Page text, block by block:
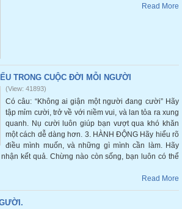
Read More
TRONG CUỘC ĐỜI MỖI NGƯỜI
(View: 41893)
Có câu: “Không ai giận một người đang cười” Hãy
tập mỉm cười, trở về với niềm vui, và lan tỏa ra xung
quanh. Nụ cười luôn giúp bạn vượt qua khó khăn
một cách dễ dàng hơn. 3. HÀNH ĐỘNG Hãy hiểu rõ
điều mình muốn, và những gì mình cần làm. Hãy
kết quả. Chừng nào còn sống, bạn luôn có thể
Read More